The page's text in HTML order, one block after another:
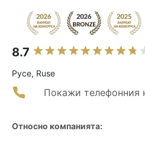
8.7
Русе, Ruse
Покажи телефонния
Относно компанията: